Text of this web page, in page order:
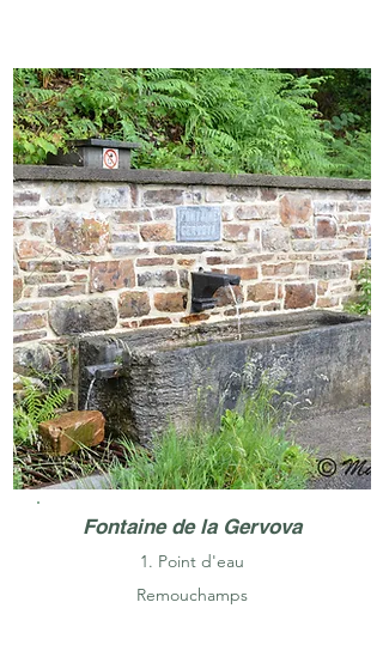
Fontaine de la Gervova
1. Point d'eau
Remouchamps